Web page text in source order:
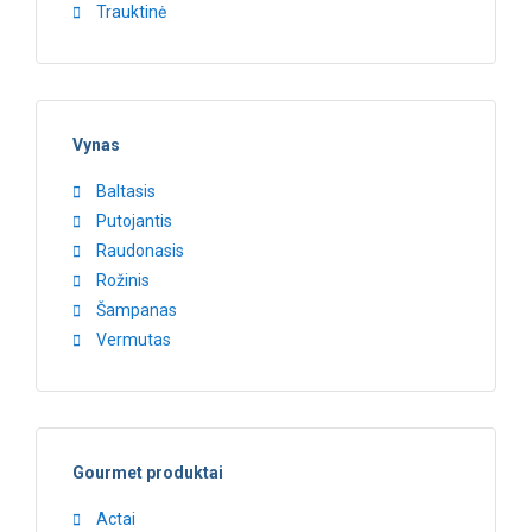
Trauktinė
Vynas
Baltasis
Putojantis
Raudonasis
Rožinis
Šampanas
Vermutas
Gourmet produktai
Actai